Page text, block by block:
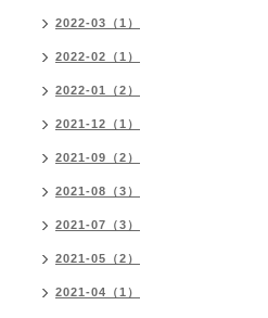
2022-03（1）
2022-02（1）
2022-01（2）
2021-12（1）
2021-09（2）
2021-08（3）
2021-07（3）
2021-05（2）
2021-04（1）